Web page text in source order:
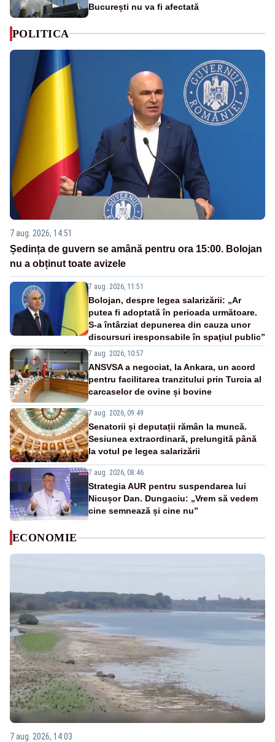
București nu va fi afectată
POLITICA
7 aug. 2026, 14:51
Ședința de guvern se amână pentru ora 15:00. Bolojan
nu a obținut toate avizele
7 aug. 2026, 11:51
Bolojan, despre legea salarizării: „Ar
putea fi adoptată în perioada următoare.
S-a întârziat depunerea din cauza unor
discursuri iresponsabile în spaţiul public”
7 aug. 2026, 10:57
ANSVSA a negociat, la Ankara, un acord
pentru facilitarea tranzitului prin Turcia al
carcaselor de ovine și bovine
7 aug. 2026, 09:49
Senatorii și deputații rămân la muncă.
Sesiunea extraordinară, prelungită până
la votul pe legea salarizării
7 aug. 2026, 08:46
Strategia AUR pentru suspendarea lui
Nicușor Dan. Dungaciu: „Vrem să vedem
cine semnează și cine nu”
ECONOMIE
7 aug. 2026, 14:03